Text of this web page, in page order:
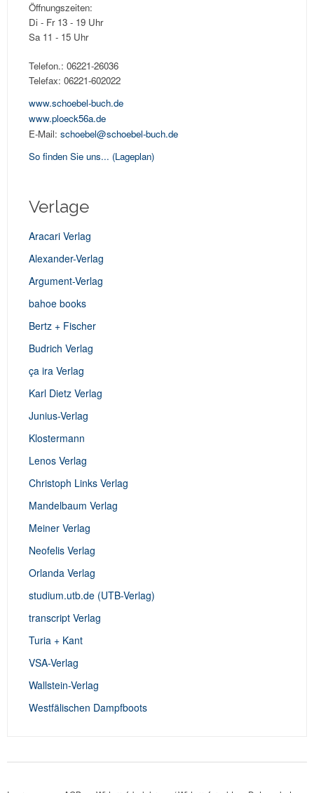
Öffnungszeiten:
Di - Fr 13 - 19 Uhr
Sa 11 - 15 Uhr
Telefon.: 06221-26036
Telefax: 06221-602022
www.schoebel-buch.de
www.ploeck56a.de
E-Mail: schoebel@schoebel-buch.de
So finden Sie uns... (Lageplan)
Verlage
Aracari Verlag
Alexander-Verlag
Argument-Verlag
bahoe books
Bertz + Fischer
Budrich Verlag
ça ira Verlag
Karl Dietz Verlag
Junius-Verlag
Klostermann
Lenos Verlag
Christoph Links Verlag
Mandelbaum Verlag
Meiner Verlag
Neofelis Verlag
Orlanda Verlag
studium.utb.de (UTB-Verlag)
transcript Verlag
Turia + Kant
VSA-Verlag
Wallstein-Verlag
Westfälischen Dampfboots